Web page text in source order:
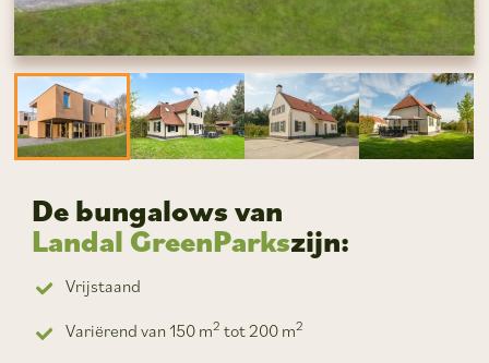
De bungalows van
Landal GreenParkszijn:
Vrijstaand
Variërend van 150 m2 tot 200 m2